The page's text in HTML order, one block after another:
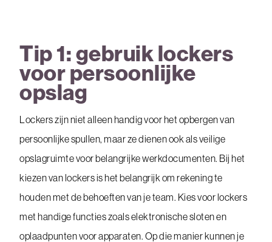
Tip 1: gebruik lockers
voor persoonlijke
opslag
Lockers zijn niet alleen handig voor het opbergen van
persoonlijke spullen, maar ze dienen ook als veilige
opslagruimte voor belangrijke werkdocumenten. Bij het
kiezen van lockers is het belangrijk om rekening te
houden met de behoeften van je team. Kies voor lockers
met handige functies zoals elektronische sloten en
oplaadpunten voor apparaten. Op die manier kunnen je